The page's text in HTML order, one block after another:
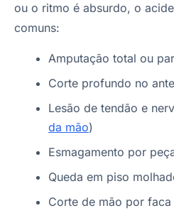
ou o ritmo é absurdo, o
comuns:
Amputação total ou
Corte profundo no
Lesão de tendão e
da mão)
Esmagamento por
Queda em piso
Corte de mão por